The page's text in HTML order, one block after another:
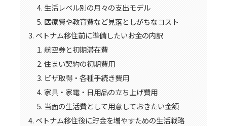
生活レベル別の月々の支出モデル
医療費や教育費など見落としがちなコスト
ベトナム移住前に準備したいお金の内訳
航空券と初期滞在費
住まい契約の初期費用
ビザ取得・各種手続き費用
家具・家電・日用品の立ち上げ費用
当面の生活費として用意しておきたい金額
ベトナム移住後に貯金を増やすための生活戦略